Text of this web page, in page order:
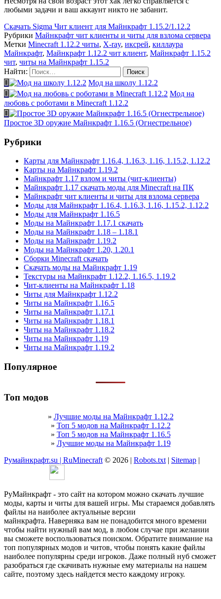
любыми задачи и ваш аккаунт никто не забанит.
Скачать Sigma Чит клиент для Майнкрафт 1.15.2/1.12.2
Рубрики Майнкрафт чит клиенты и читы для взлома сервера
Метки Minecraft 1.12.2 читы, X-ray, иксрей, киллаура
Майнкрафт, Майнкрафт 1.12.2 чит клиент, Майнкрафт 1.15.2
чит, читы на Майнкрафт 1.15.2
Найти:
Мод на школу 1.12.2
Мод на
любовь с роботами в Minecraft 1.12.2
Простое 3D оружие Майнкрафт 1.16.5 (Огнестрельное)
Рубрики
Карты для Майнкрафт 1.16.4, 1.16.3, 1.16, 1.15.2, 1.12.2
Карты на Майнкрафт 1.19.2
Майнкрафт 1.17 взлом и читы (чит-клиенты)
Майнкрафт 1.17 скачать моды для Minecraft на ПК
Майнкрафт чит клиенты и читы для взлома сервера
Моды для Майнкрафт 1.16.4, 1.16.3, 1.16, 1.15.2, 1.12.2
Моды для Майнкрафт 1.16.5
Моды на Майнкрафт 1.17.1 скачать
Моды на Майнкрафт 1.18 – 1.18.1
Моды на Майнкрафт 1.19.2
Моды на Майнкрафт 1.20, 1.20.1
Сборки Minecraft скачать
Скачать моды на Майнкрафт 1.19
Текстуры на Майнкрафт 1.12.2, 1.16.5, 1.19.2
Чит-клиенты на Майнкрафт 1.18
Читы для Майнкрафт 1.12.2
Читы на Майнкрафт 1.16.5
Читы на Майнкрафт 1.17.1
Читы на Майнкрафт 1.18.1
Читы на Майнкрафт 1.18.2
Читы на Майнкрафт 1.19
Читы на Майнкрафт 1.19.2
Популярное
Топ модов
» Лучшие моды на Майнкрафт 1.12.2
» Топ 5 модов на Майнкрафт 1.12.2
» Топ 5 модов на Майнкрафт 1.16.5
» Лучшие моды на Майнкрафт 1.19
Румайнкрафт.su | RuMinecraft © 2026 | Robots.txt | Sitemap |
РуМайнкрафт - это сайт на котором можно скачать лучшие
моды, карты и читы для вашей игры. Мы стараемся добавлять
файлы на наиболее актуальные версии
майнкрафта. Наверняка вам не понадобится много времени
чтобы найти нужный вам мод, в любом случае при желании
вы сможете воспользоваться поиском. Обратите внимание на
топ популярных модов и читов, чтобы понять какие файлы
наиболее популярны среди игроков. Даже полный нуб сможет
разобраться где скачивать нужные ему материалы на нашем
сайте, поэтому здесь найдется место каждому игроку.